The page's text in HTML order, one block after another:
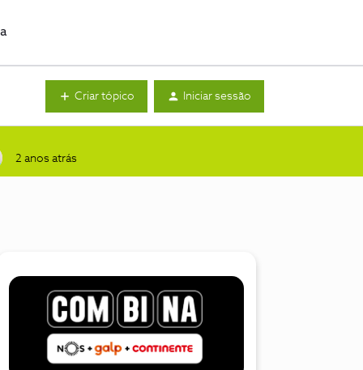
Criar tópico Iniciar sessão
2 anos atrás